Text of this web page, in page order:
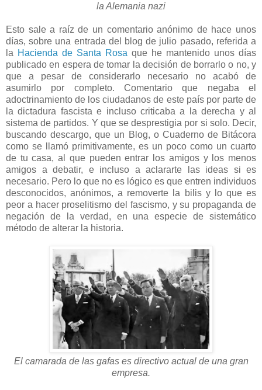
la Alemania nazi
Esto sale a raíz de un comentario anónimo de hace unos
días, sobre una entrada del blog de julio pasado, referida a
la Hacienda de Santa Rosa que he mantenido unos días
publicado en espera de tomar la decisión de borrarlo o no, y
que a pesar de considerarlo necesario no acabó de
asumirlo por completo. Comentario que negaba el
adoctrinamiento de los ciudadanos de este país por parte de
la dictadura fascista e incluso criticaba a la derecha y al
sistema de partidos. Y que se desprestigia por si solo. Decir,
buscando descargo, que un Blog, o Cuaderno de Bitácora
como se llamó primitivamente, es un poco como un cuarto
de tu casa, al que pueden entrar los amigos y los menos
amigos a debatir, e incluso a aclararte las ideas si es
necesario. Pero lo que no es lógico es que entren individuos
desconocidos, anónimos, a removerte la bilis y lo que es
peor a hacer proselitismo del fascismo, y su propaganda de
negación de la verdad, en una especie de sistemático
método de alterar la historia.
El camarada de las gafas es directivo actual de una gran
empresa.